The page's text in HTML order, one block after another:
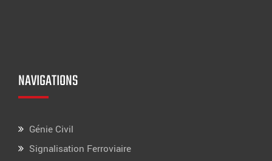
NAVIGATIONS
Génie Civil
Signalisation Ferroviaire